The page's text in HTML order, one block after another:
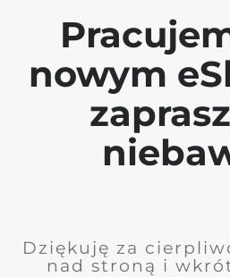
nowym
Dziękuję za
nad stroną i